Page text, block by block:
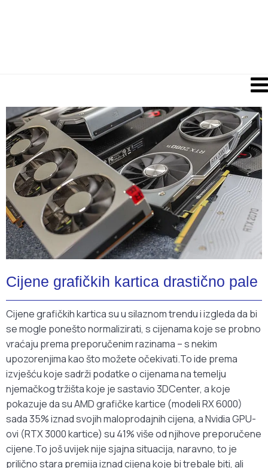
Cijene grafičkih kartica drastično pale
Cijene grafičkih kartica su u silaznom trendu i izgleda da bi
se mogle ponešto normalizirati, s cijenama koje se probno
vraćaju prema preporučenim razinama – s nekim
upozorenjima kao što možete očekivati.To ide prema
izvješću koje sadrži podatke o cijenama na temelju
njemačkog tržišta koje je sastavio 3DCenter, a koje
pokazuje da su AMD grafičke kartice (modeli RX 6000)
sada 35% iznad svojih maloprodajnih cijena, a Nvidia GPU-
ovi (RTX 3000 kartice) su 41% više od njihove preporučene
cijene.To još uvijek nije sjajna situacija, naravno, to je
prilično stara premija iznad cijena koje bi trebale biti, ali